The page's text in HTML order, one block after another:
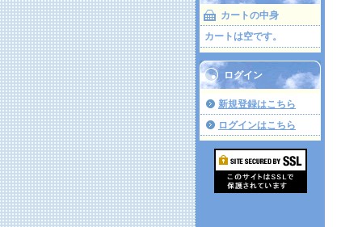
カートの中身
カートは空です。
ログイン
新規登録はこちら
ログインはこちら